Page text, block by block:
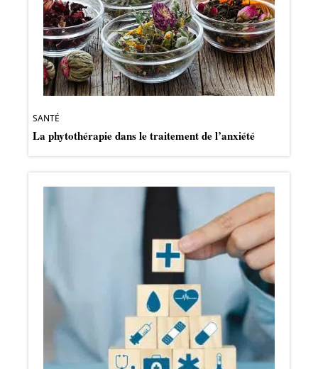
SANTÉ
La phytothérapie dans le traitement de l’anxiété